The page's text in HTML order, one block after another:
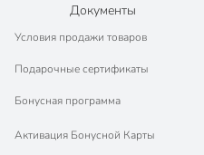
Документы
Условия продажи товаров
Подарочные сертификаты
Бонусная программа
Активация Бонусной Карты